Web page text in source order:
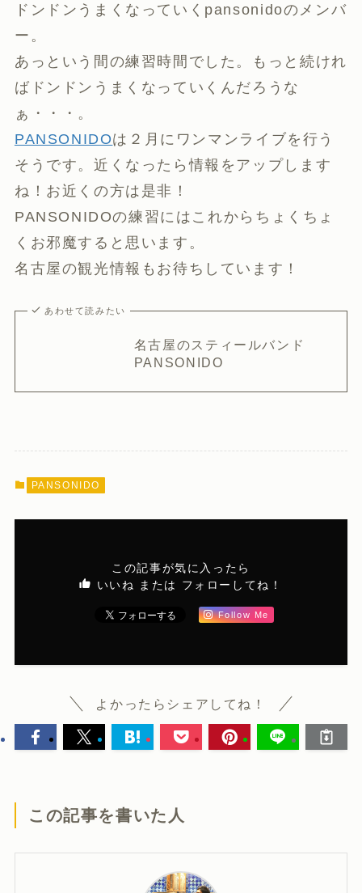
ドンドンうまくなっていくpansonidoのメンバ
ー。
あっという間の練習時間でした。もっと続けれ
ばドンドンうまくなっていくんだろうな
ぁ・・・。
PANSONIDOは２月にワンマンライブを行う
そうです。近くなったら情報をアップします
ね！お近くの方は是非！
PANSONIDOの練習にはこれからちょくちょ
くお邪魔すると思います。
名古屋の観光情報もお待ちしています！
あわせて読みたい
名古屋のスティールバンド
PANSONIDO
PANSONIDO
この記事が気に入ったら
いいね または フォローしてね！
Follow Me
よかったらシェアしてね！
この記事を書いた人